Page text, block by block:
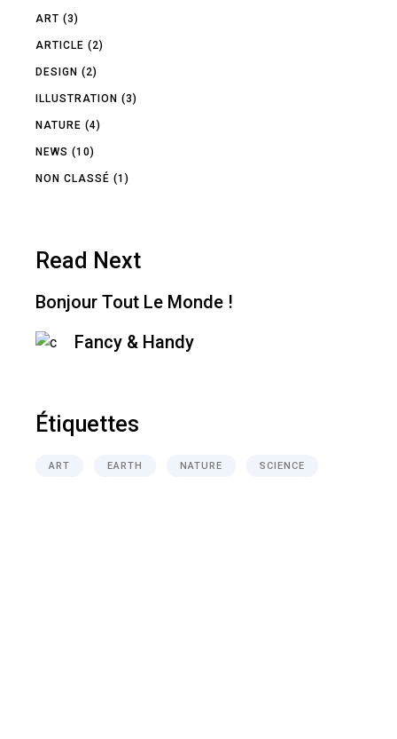
ART (3)
ARTICLE (2)
DESIGN (2)
ILLUSTRATION (3)
NATURE (4)
NEWS (10)
NON CLASSÉ (1)
Read Next
Bonjour Tout Le Monde !
Fancy & Handy
Étiquettes
ART EARTH NATURE SCIENCE